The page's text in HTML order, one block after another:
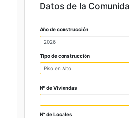
Datos de la
Año de construcción
Tipo de construcción
N° de Viviendas
N° de Locales